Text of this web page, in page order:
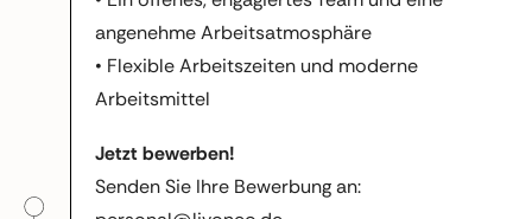
angenehme Arbeitsatmosphäre
• Flexible Arbeitszeiten und moderne
Arbeitsmittel
Jetzt bewerben!
Senden Sie Ihre Bewerbung an: